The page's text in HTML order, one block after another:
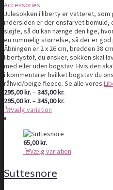
Accessories
Julesokken i liberty er vatteret, som
indersiden er der ensfarvet bomuld,
sløjfe, så du kan hænge den lige,
en rummelig størrelse, så der er
Åbningen er 2 x 26 cm, bredden 38
libertystof, du ønsker, sokken skal
med eller uden bogstav. Hvis den
i kommentarer hvilket bogstav du
råhvid/beige fleece. Se alle vores
295,00kr.–345,00kr.Prisinterval:
295,00 kr.
295,00kr.–345,00kr.Prisinterval:
Vælg variation
65,00kr.
Vælg variation
Suttesnore